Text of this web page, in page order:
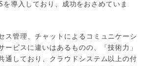
を導入しており、成功をおさめていま
ス管理、チャットによるコミュニケーシ
ービスに違いはあるものの、「技術力」
通しており、クラウドシステム以上の付